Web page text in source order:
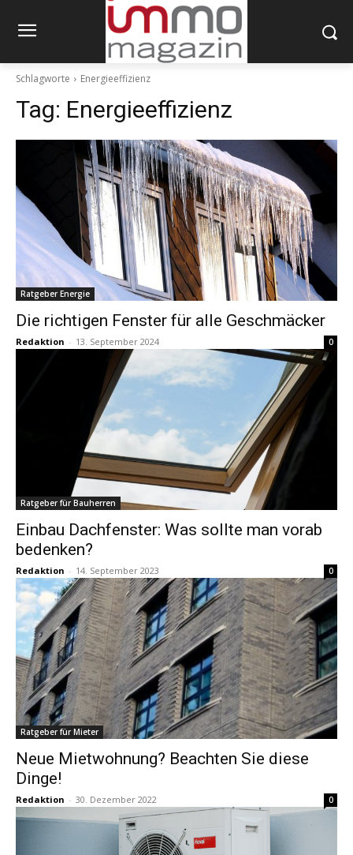
Schlagworte Energieeffizienz
Tag: Energieeffizienz
Ratgeber Energie
Die richtigen Fenster für alle Geschmäcker
Redaktion - 13. September 2024 0
Ratgeber für Bauherren
Einbau Dachfenster: Was sollte man vorab
bedenken?
Redaktion - 14. September 2023 0
Ratgeber für Mieter
Neue Mietwohnung? Beachten Sie diese
Dinge!
Redaktion - 30. Dezember 2022 0